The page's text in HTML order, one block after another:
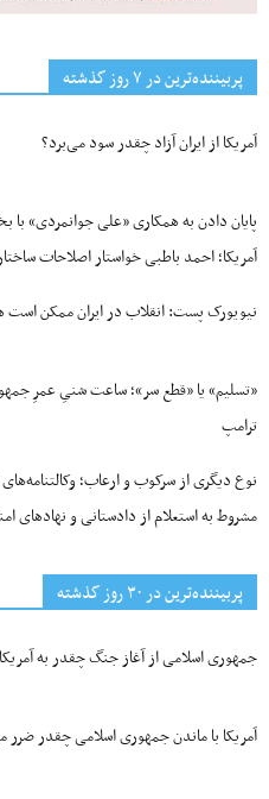
پربیننده‌ترین‌ در ۷ روز گذشته
آمریکا از ایران آزاد چقدر سود می‌برد؟
پایان دادن به همکاری «علی جوانمردی»
آمریکا؛ احمد باطبی خواستار اصلاحات
نیویورک پست: انقلاب در ایران ممکن
«تسلیم» یا «قطع سر»؛ ساعت شنیِ عمرِ
ترامپ
نوع دیگری از سرکوب و ارعاب؛
مشروط به استعلام از دادستانی و نهادهای
پربیننده‌ترین‌ در ۳۰ روز گذشته
جمهوری اسلامی از آغاز جنگ چقدر به
آمریکا با ماندن جمهوری اسلامی چقدر ضرر